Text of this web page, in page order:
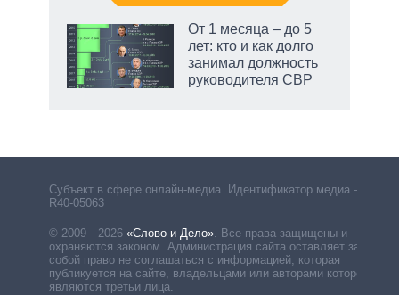
От 1 месяца – до 5
лет: кто и как долго
занимал должность
руководителя СВР
Субъект в сфере онлайн-медиа. Идентификатор медиа –
R40-05063
© 2009—2026 «Слово и Дело». Все права защищены и
охраняются законом. Администрация сайта оставляет за
собой право не соглашаться с информацией, которая
публикуется на сайте, владельцами или авторами которой
являются третьи лица.